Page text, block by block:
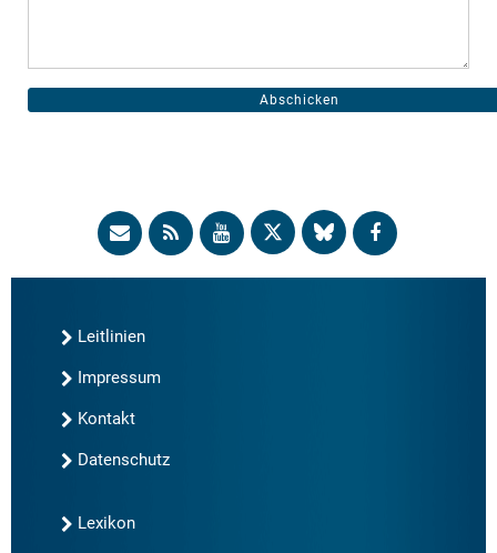
Leitlinien
Impressum
Kontakt
Datenschutz
Lexikon